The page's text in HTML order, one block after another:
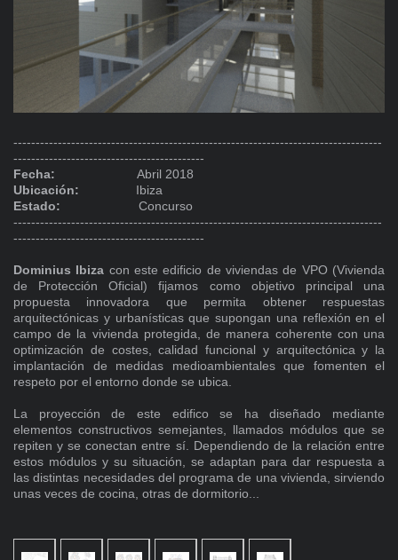
-----------------------------------------------------------------------------------
-------------------------------------------
Fecha:
Abril 2018
Ubicación:
Ibiza
Estado:
Concurso
-----------------------------------------------------------------------------------
-------------------------------------------
Dominius Ibiza con este edificio de viviendas de VPO (Vivienda
de Protección Oficial) fijamos como objetivo principal una
propuesta innovadora que permita obtener respuestas
arquitectónicas y urbanísticas que supongan una reflexión en el
campo de la vivienda protegida, de manera coherente con una
optimización de costes, calidad funcional y arquitectónica y la
implantación de medidas medioambientales que fomenten el
respeto por el entorno donde se ubica.
La proyección de este edifico se ha diseñado mediante
elementos constructivos semejantes, llamados módulos que se
repiten y se conectan entre sí. Dependiendo de la relación entre
estos módulos y su situación, se adaptan para dar respuesta a
las distintas necesidades del programa de una vivienda, sirviendo
unas veces de cocina, otras de dormitorio...